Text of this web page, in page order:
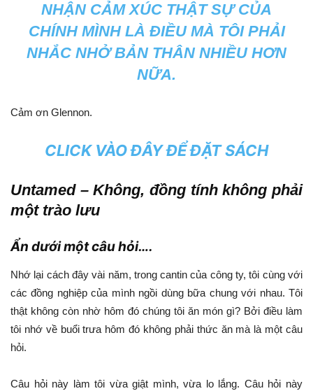
NHẬN CẢM XÚC THẬT SỰ CỦA
CHÍNH MÌNH LÀ ĐIỀU MÀ TÔI PHẢI
NHẮC NHỞ BẢN THÂN NHIỀU HƠN
NỮA.
Cảm ơn Glennon.
CLICK VÀO ĐÂY ĐỂ ĐẶT SÁCH
Untamed – Không, đồng tính không phải
một trào lưu
Ẩn dưới một câu hỏi….
Nhớ lại cách đây vài năm, trong cantin của công ty, tôi cùng với
các đồng nghiệp của mình ngồi dùng bữa chung với nhau. Tôi
thật không còn nhờ hôm đó chúng tôi ăn món gì? Bởi điều làm
tôi nhớ về buổi trưa hôm đó không phải thức ăn mà là một câu
hỏi.
Câu hỏi này làm tôi vừa giật mình, vừa lo lắng. Câu hỏi này